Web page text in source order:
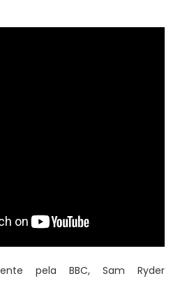
pela BBC, Sam Ryder